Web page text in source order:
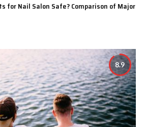
for Nail Salon Safe? Comparison of Major
8.9